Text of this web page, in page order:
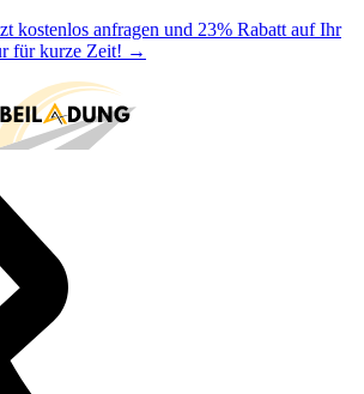
kostenlos anfragen und 23% Rabatt auf Ihr
für kurze Zeit! →